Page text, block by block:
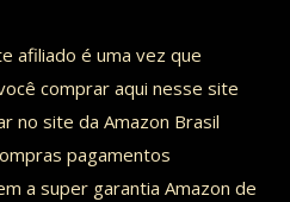
afiliado é uma vez que
comprar aqui nesse site
no site da Amazon Brasil
pagamentos
a super garantia Amazon de